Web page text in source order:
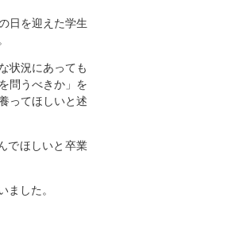
日を迎えた学生
状況にあっても
問うべきか」を
ってほしいと述
でほしいと卒業
した。